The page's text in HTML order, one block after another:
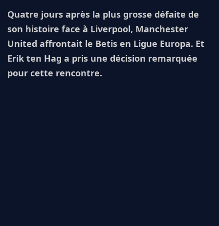
Quatre jours après la plus grosse défaite de
son histoire face à Liverpool, Manchester
United affrontait le Betis en Ligue Europa. Et
Erik ten Hag a pris une décision remarquée
pour cette rencontre.